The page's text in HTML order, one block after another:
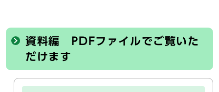
資料編 PDFファイルでご覧いた
だけます